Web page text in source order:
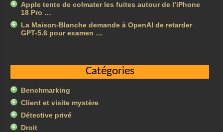
Apple tente de colmater les fuites autour de l’iPhone
18 Pro …
La Maison-Blanche demande à OpenAI de retarder
GPT-5.6 pour examen …
Catégories
Benchmarking
Client et visite mystère
Détective privé
Droit